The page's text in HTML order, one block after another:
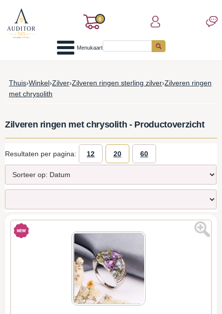
0
Menukaart
Thuis›Winkel›Zilver›Zilveren ringen sterling zilver›Zilveren ringen
met chrysolith
Zilveren ringen met chrysolith - Productoverzicht
Resultaten per pagina: 12 20 60